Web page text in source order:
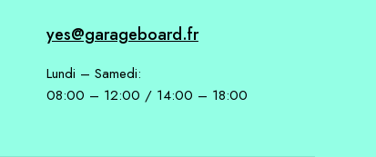
yes@garageboard.fr
Lundi – Samedi:
08:00 – 12:00 / 14:00 – 18:00